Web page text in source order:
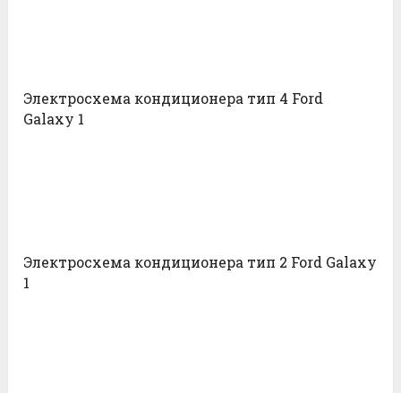
Электросхема кондиционера тип 4 Ford
Galaxy 1
Электросхема кондиционера тип 2 Ford Galaxy
1